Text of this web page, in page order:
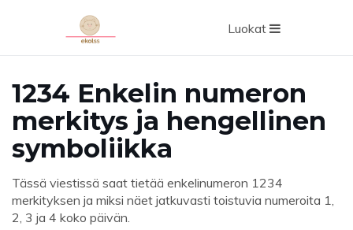
Luokat
1234 Enkelin numeron
merkitys ja hengellinen
symboliikka
Tässä viestissä saat tietää enkelinumeron 1234
merkityksen ja miksi näet jatkuvasti toistuvia numeroita 1,
2, 3 ja 4 koko päivän.